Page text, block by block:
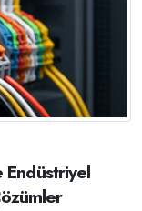
Endüstriyel